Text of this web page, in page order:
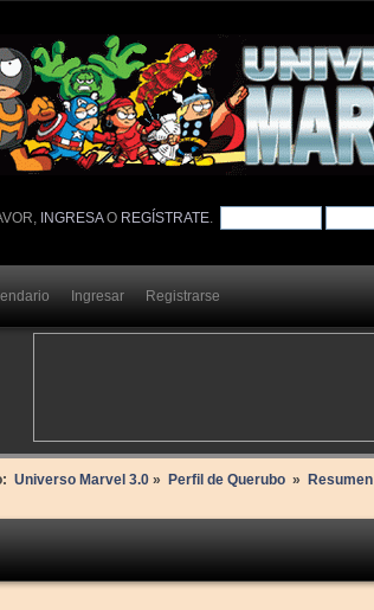
INGRESAO REGÍSTRATE.
Ingresar Registrarse
Universo Marvel 3.0» Perfil de Querubo » Resumen